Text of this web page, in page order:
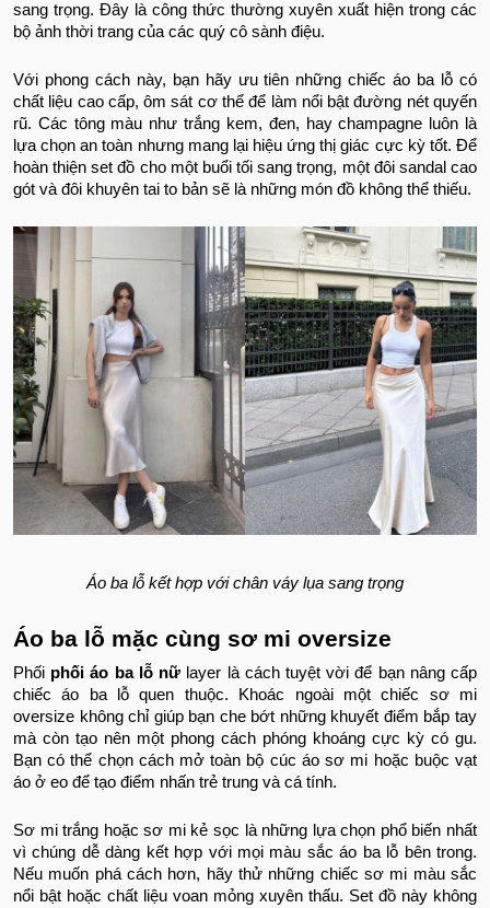
sang trọng. Đây là công thức thường xuyên xuất hiện trong các
bộ ảnh thời trang của các quý cô sành điệu.
Với phong cách này, bạn hãy ưu tiên những chiếc áo ba lỗ có
chất liệu cao cấp, ôm sát cơ thể để làm nổi bật đường nét quyến
rũ. Các tông màu như trắng kem, đen, hay champagne luôn là
lựa chọn an toàn nhưng mang lại hiệu ứng thị giác cực kỳ tốt. Để
hoàn thiện set đồ cho một buổi tối sang trọng, một đôi sandal cao
gót và đôi khuyên tai to bản sẽ là những món đồ không thể thiếu.
Áo ba lỗ kết hợp với chân váy lụa sang trọng
Áo ba lỗ mặc cùng sơ mi oversize
Phối phối áo ba lỗ nữ layer là cách tuyệt vời để bạn nâng cấp
chiếc áo ba lỗ quen thuộc. Khoác ngoài một chiếc sơ mi
oversize không chỉ giúp bạn che bớt những khuyết điểm bắp tay
mà còn tạo nên một phong cách phóng khoáng cực kỳ có gu.
Bạn có thể chọn cách mở toàn bộ cúc áo sơ mi hoặc buộc vạt
áo ở eo để tạo điểm nhấn trẻ trung và cá tính.
Sơ mi trắng hoặc sơ mi kẻ sọc là những lựa chọn phổ biến nhất
vì chúng dễ dàng kết hợp với mọi màu sắc áo ba lỗ bên trong.
Nếu muốn phá cách hơn, hãy thử những chiếc sơ mi màu sắc
nổi bật hoặc chất liệu voan mỏng xuyên thấu. Set đồ này không